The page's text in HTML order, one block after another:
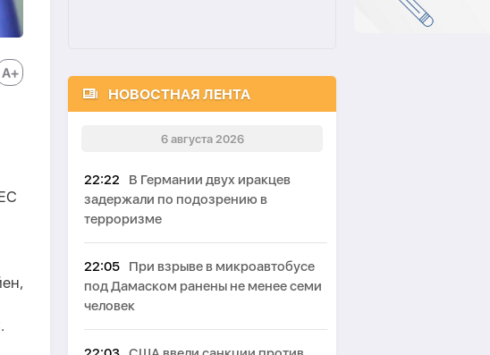
НОВОСТНАЯ ЛЕНТА
6 августа 2026
22:22
В Германии двух иракцев
задержали по подозрению в
терроризме
22:05
При взрыве в микроавтобусе
под Дамаском ранены не менее семи
человек